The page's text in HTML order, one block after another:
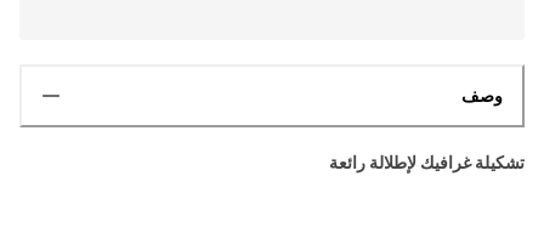
وصف
تشكيلة غرافيك لإطلالة رائعة